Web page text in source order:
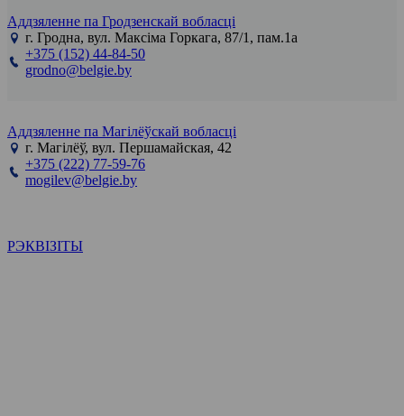
Аддзяленне па Гродзенскай вобласці
г. Гродна, вул. Максіма Горкага, 87/1, пам.1а
+375 (152) 44-84-50
grodno@belgie.by
Аддзяленне па Магілёўскай вобласці
г. Магілёў, вул. Першамайская, 42
+375 (222) 77-59-76
mogilev@belgie.by
РЭКВІЗІТЫ